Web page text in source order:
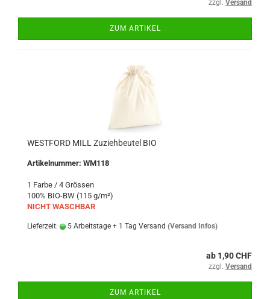
zzgl. Versand
ZUM ARTIKEL
WESTFORD MILL Zuziehbeutel BIO
Artikelnummer: WM118
1 Farbe / 4 Grössen
100% BIO-BW (115 g/m²)
NICHT WASCHBAR
Lieferzeit: 5 Arbeitstage + 1 Tag Versand (Versand Infos)
ab 1,90 CHF
zzgl. Versand
ZUM ARTIKEL